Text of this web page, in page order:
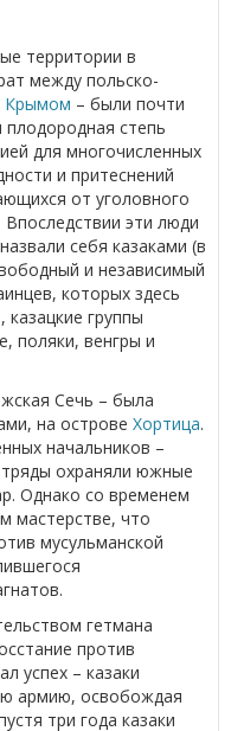
территории в
между польско-
Крымом – были почти
степь
для многочисленных
и притеснений
от уголовного
Впоследствии эти люди
себя казаками (в
и независимый
которых здесь
группы
поляки, венгры и
Сечь – была
на острове Хортица.
начальников –
охраняли южные
Однако со временем
мастерстве, что
мусульманской
гетмана
против
успех – казаки
армию, освобождая
три года казаки